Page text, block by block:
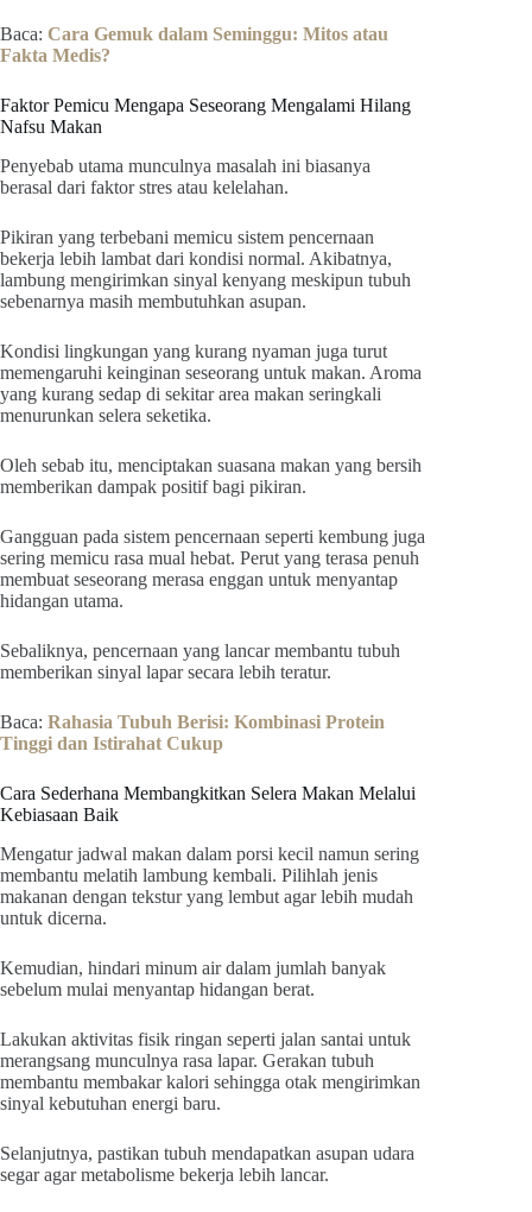
Baca: Cara Gemuk dalam Seminggu: Mitos atau
Fakta Medis?
Faktor Pemicu Mengapa Seseorang Mengalami Hilang
Nafsu Makan
Penyebab utama munculnya masalah ini biasanya
berasal dari faktor stres atau kelelahan.
Pikiran yang terbebani memicu sistem pencernaan
bekerja lebih lambat dari kondisi normal. Akibatnya,
lambung mengirimkan sinyal kenyang meskipun tubuh
sebenarnya masih membutuhkan asupan.
Kondisi lingkungan yang kurang nyaman juga turut
memengaruhi keinginan seseorang untuk makan. Aroma
yang kurang sedap di sekitar area makan seringkali
menurunkan selera seketika.
Oleh sebab itu, menciptakan suasana makan yang bersih
memberikan dampak positif bagi pikiran.
Gangguan pada sistem pencernaan seperti kembung juga
sering memicu rasa mual hebat. Perut yang terasa penuh
membuat seseorang merasa enggan untuk menyantap
hidangan utama.
Sebaliknya, pencernaan yang lancar membantu tubuh
memberikan sinyal lapar secara lebih teratur.
Baca: Rahasia Tubuh Berisi: Kombinasi Protein
Tinggi dan Istirahat Cukup
Cara Sederhana Membangkitkan Selera Makan Melalui
Kebiasaan Baik
Mengatur jadwal makan dalam porsi kecil namun sering
membantu melatih lambung kembali. Pilihlah jenis
makanan dengan tekstur yang lembut agar lebih mudah
untuk dicerna.
Kemudian, hindari minum air dalam jumlah banyak
sebelum mulai menyantap hidangan berat.
Lakukan aktivitas fisik ringan seperti jalan santai untuk
merangsang munculnya rasa lapar. Gerakan tubuh
membantu membakar kalori sehingga otak mengirimkan
sinyal kebutuhan energi baru.
Selanjutnya, pastikan tubuh mendapatkan asupan udara
segar agar metabolisme bekerja lebih lancar.